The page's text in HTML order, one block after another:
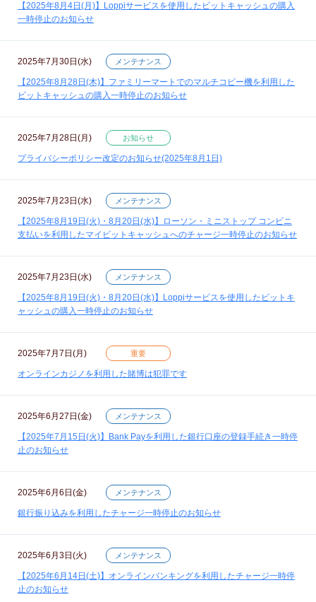
【2025年8月4日(月)】Loppiサービスを使用したビットキャッシュの購入
一時停止のお知らせ
2025年7月30日(水) メンテナンス
【2025年8月28日(木)】ファミリーマートでのマルチコピー機を利用した
ビットキャッシュの購入一時停止のお知らせ
2025年7月28日(月) お知らせ
プライバシーポリシー改定のお知らせ(2025年8月1日)
2025年7月23日(水) メンテナンス
【2025年8月19日(火)・8月20日(水)】ローソン・ミニストップ コンビニ
支払いを利用したマイビットキャッシュへのチャージ一時停止のお知らせ
2025年7月23日(水) メンテナンス
【2025年8月19日(火)・8月20日(水)】Loppiサービスを使用したビットキ
ャッシュの購入一時停止のお知らせ
2025年7月7日(月) 重要
オンラインカジノを利用した賭博は犯罪です
2025年6月27日(金) メンテナンス
【2025年7月15日(火)】Bank Payを利用した銀行口座の登録手続き一時停
止のお知らせ
2025年6月6日(金) メンテナンス
銀行振り込みを利用したチャージ一時停止のお知らせ
2025年6月3日(火) メンテナンス
【2025年6月14日(土)】オンラインバンキングを利用したチャージ一時停
止のお知らせ